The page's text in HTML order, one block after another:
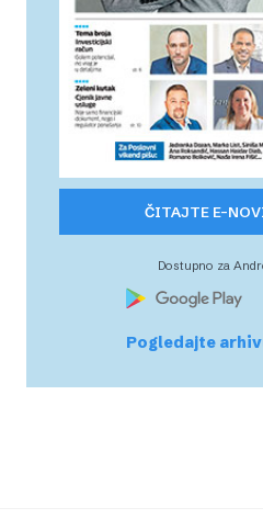
ČITAJTE E-
Dostupno za
Pogledajte